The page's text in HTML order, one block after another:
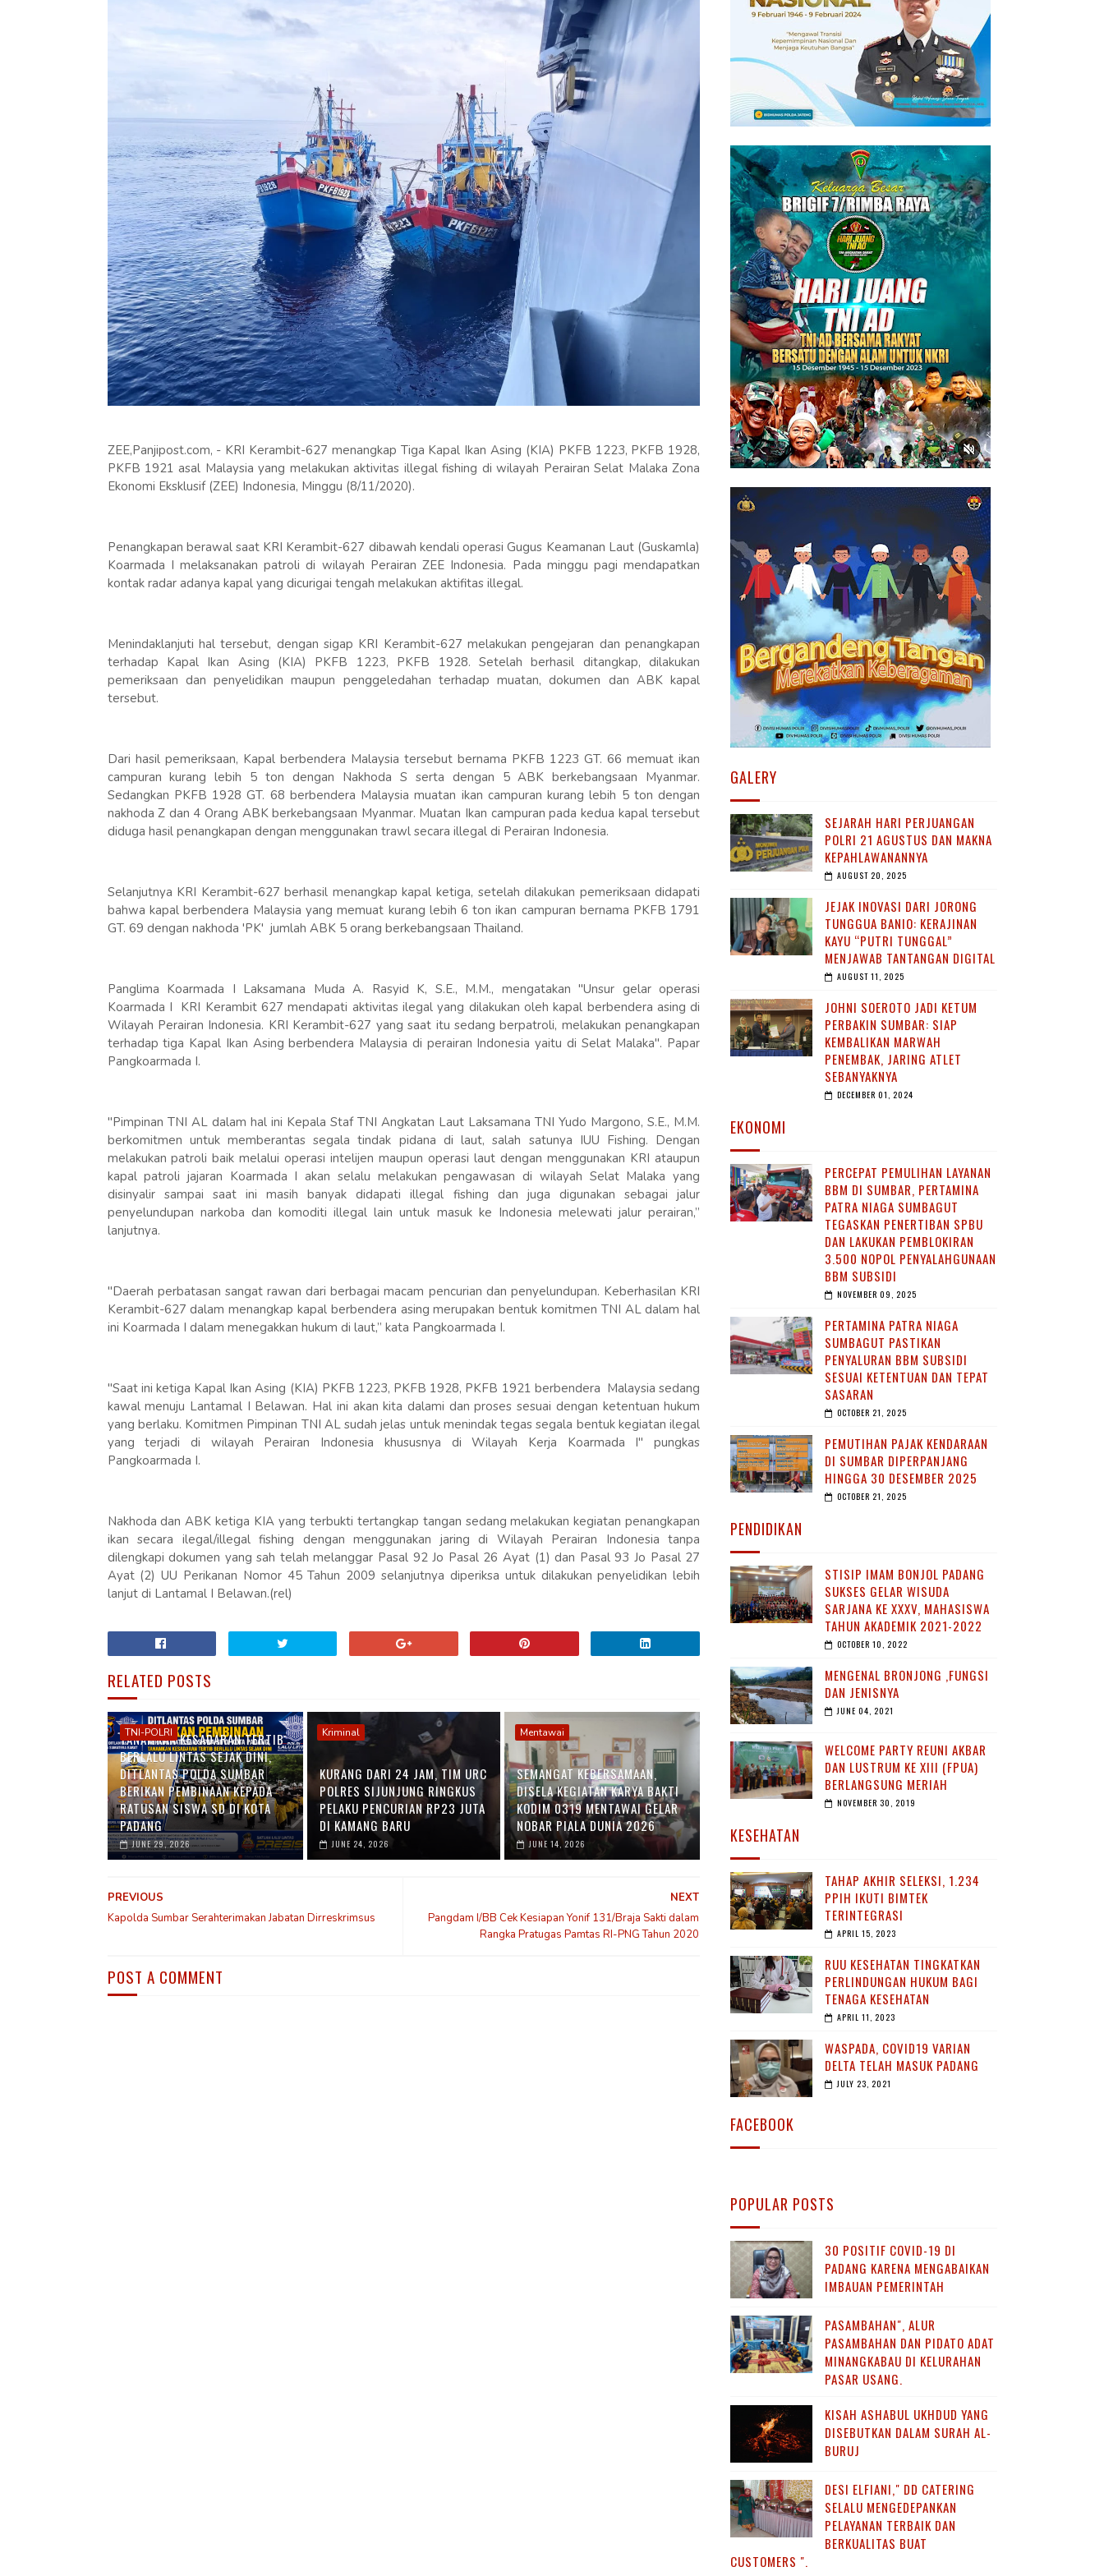
ZEE,Panjipost.com, - KRI Kerambit-627 menangkap Tiga Kapal Ikan Asing (KIA) PKFB 1223, PKFB 1928,
PKFB 1921 asal Malaysia yang melakukan aktivitas illegal fishing di wilayah Perairan Selat Malaka Zona
Ekonomi Eksklusif (ZEE) Indonesia, Minggu (8/11/2020).
Penangkapan berawal saat KRI Kerambit-627 dibawah kendali operasi Gugus Keamanan Laut (Guskamla)
Koarmada I melaksanakan patroli di wilayah Perairan ZEE Indonesia. Pada minggu pagi mendapatkan
kontak radar adanya kapal yang dicurigai tengah melakukan aktifitas illegal.
Menindaklanjuti hal tersebut, dengan sigap KRI Kerambit-627 melakukan pengejaran dan penangkapan
terhadap Kapal Ikan Asing (KIA) PKFB 1223, PKFB 1928. Setelah berhasil ditangkap, dilakukan
pemeriksaan dan penyelidikan maupun penggeledahan terhadap muatan, dokumen dan ABK kapal
tersebut.
Dari hasil pemeriksaan, Kapal berbendera Malaysia tersebut bernama PKFB 1223 GT. 66 memuat ikan
campuran kurang lebih 5 ton dengan Nakhoda S serta dengan 5 ABK berkebangsaan Myanmar.
Sedangkan PKFB 1928 GT. 68 berbendera Malaysia muatan ikan campuran kurang lebih 5 ton dengan
nakhoda Z dan 4 Orang ABK berkebangsaan Myanmar. Muatan Ikan campuran pada kedua kapal tersebut
diduga hasil penangkapan dengan menggunakan trawl secara illegal di Perairan Indonesia.
Selanjutnya KRI Kerambit-627 berhasil menangkap kapal ketiga, setelah dilakukan pemeriksaan didapati
bahwa kapal berbendera Malaysia yang memuat kurang lebih 6 ton ikan campuran bernama PKFB 1791
GT. 69 dengan nakhoda 'PK' jumlah ABK 5 orang berkebangsaan Thailand.
Panglima Koarmada I Laksamana Muda A. Rasyid K, S.E., M.M., mengatakan "Unsur gelar operasi
Koarmada I KRI Kerambit 627 mendapati aktivitas ilegal yang dilakukan oleh kapal berbendera asing di
Wilayah Perairan Indonesia. KRI Kerambit-627 yang saat itu sedang berpatroli, melakukan penangkapan
terhadap tiga Kapal Ikan Asing berbendera Malaysia di perairan Indonesia yaitu di Selat Malaka". Papar
Pangkoarmada I.
"Pimpinan TNI AL dalam hal ini Kepala Staf TNI Angkatan Laut Laksamana TNI Yudo Margono, S.E., M.M.
berkomitmen untuk memberantas segala tindak pidana di laut, salah satunya IUU Fishing. Dengan
melakukan patroli baik melalui operasi intelijen maupun operasi laut dengan menggunakan KRI ataupun
kapal patroli jajaran Koarmada I akan selalu melakukan pengawasan di wilayah Selat Malaka yang
disinyalir sampai saat ini masih banyak didapati illegal fishing dan juga digunakan sebagai jalur
penyelundupan narkoba dan komoditi illegal lain untuk masuk ke Indonesia melewati jalur perairan,”
lanjutnya.
"Daerah perbatasan sangat rawan dari berbagai macam pencurian dan penyelundupan. Keberhasilan KRI
Kerambit-627 dalam menangkap kapal berbendera asing merupakan bentuk komitmen TNI AL dalam hal
ini Koarmada I dalam menegakkan hukum di laut,” kata Pangkoarmada I.
"Saat ini ketiga Kapal Ikan Asing (KIA) PKFB 1223, PKFB 1928, PKFB 1921 berbendera Malaysia sedang
kawal menuju Lantamal I Belawan. Hal ini akan kita dalami dan proses sesuai dengan ketentuan hukum
yang berlaku. Komitmen Pimpinan TNI AL sudah jelas untuk menindak tegas segala bentuk kegiatan ilegal
yang terjadi di wilayah Perairan Indonesia khususnya di Wilayah Kerja Koarmada I" pungkas
Pangkoarmada I.
Nakhoda dan ABK ketiga KIA yang terbukti tertangkap tangan sedang melakukan kegiatan penangkapan
ikan secara ilegal/illegal fishing dengan menggunakan jaring di Wilayah Perairan Indonesia tanpa
dilengkapi dokumen yang sah telah melanggar Pasal 92 Jo Pasal 26 Ayat (1) dan Pasal 93 Jo Pasal 27
Ayat (2) UU Perikanan Nomor 45 Tahun 2009 selanjutnya diperiksa untuk dilakukan penyelidikan lebih
lanjut di Lantamal I Belawan.(rel)
RELATED POSTS
TNI-POLRI
TANAMKAN KESADARAN TERTIB
BERLALU LINTAS SEJAK DINI,
DITLANTAS POLDA SUMBAR
BERIKAN PEMBINAAN KEPADA
RATUSAN SISWA SD DI KOTA
PADANG
JUNE 29, 2026
Kriminal
KURANG DARI 24 JAM, TIM URC
POLRES SIJUNJUNG RINGKUS
PELAKU PENCURIAN RP23 JUTA
DI KAMANG BARU
JUNE 24, 2026
Mentawai
SEMANGAT KEBERSAMAAN,
DISELA KEGIATAN KARYA BAKTI
KODIM 0319 MENTAWAI GELAR
NOBAR PIALA DUNIA 2026
JUNE 14, 2026
NEXT
Pangdam I/BB Cek Kesiapan Yonif 131/Braja Sakti dalam
Rangka Pratugas Pamtas RI-PNG Tahun 2020
PREVIOUS
Kapolda Sumbar Serahterimakan Jabatan Dirreskrimsus
POST A COMMENT
GALERY
SEJARAH HARI PERJUANGAN
POLRI 21 AGUSTUS DAN MAKNA
KEPAHLAWANANNYA
AUGUST 20, 2025
JEJAK INOVASI DARI JORONG
TUNGGUA BANIO: KERAJINAN
KAYU “PUTRI TUNGGAL”
MENJAWAB TANTANGAN DIGITAL
AUGUST 11, 2025
JOHNI SOEROTO JADI KETUM
PERBAKIN SUMBAR: SIAP
KEMBALIKAN MARWAH
PENEMBAK, JARING ATLET
SEBANYAKNYA
DECEMBER 01, 2024
EKONOMI
PERCEPAT PEMULIHAN LAYANAN
BBM DI SUMBAR, PERTAMINA
PATRA NIAGA SUMBAGUT
TEGASKAN PENERTIBAN SPBU
DAN LAKUKAN PEMBLOKIRAN
3.500 NOPOL PENYALAHGUNAAN
BBM SUBSIDI
NOVEMBER 09, 2025
PERTAMINA PATRA NIAGA
SUMBAGUT PASTIKAN
PENYALURAN BBM SUBSIDI
SESUAI KETENTUAN DAN TEPAT
SASARAN
OCTOBER 21, 2025
PEMUTIHAN PAJAK KENDARAAN
DI SUMBAR DIPERPANJANG
HINGGA 30 DESEMBER 2025
OCTOBER 21, 2025
PENDIDIKAN
STISIP IMAM BONJOL PADANG
SUKSES GELAR WISUDA
SARJANA KE XXXV, MAHASISWA
TAHUN AKADEMIK 2021-2022
OCTOBER 10, 2022
MENGENAL BRONJONG ,FUNGSI
DAN JENISNYA
JUNE 04, 2021
WELCOME PARTY REUNI AKBAR
DAN LUSTRUM KE XIII (FPUA)
BERLANGSUNG MERIAH
NOVEMBER 30, 2019
KESEHATAN
TAHAP AKHIR SELEKSI, 1.234
PPIH IKUTI BIMTEK
TERINTEGRASI
APRIL 15, 2023
RUU KESEHATAN TINGKATKAN
PERLINDUNGAN HUKUM BAGI
TENAGA KESEHATAN
APRIL 11, 2023
WASPADA, COVID19 VARIAN
DELTA TELAH MASUK PADANG
JULY 23, 2021
FACEBOOK
POPULAR POSTS
30 POSITIF COVID-19 DI
PADANG KARENA MENGABAIKAN
IMBAUAN PEMERINTAH
PASAMBAHAN", ALUR
PASAMBAHAN DAN PIDATO ADAT
MINANGKABAU DI KELURAHAN
PASAR USANG.
KISAH ASHABUL UKHDUD YANG
DISEBUTKAN DALAM SURAH AL-
BURUJ
DESI ELFIANI," DD CATERING
SELALU MENGEDEPANKAN
PELAYANAN TERBAIK DAN
BERKUALITAS BUAT
CUSTOMERS ".